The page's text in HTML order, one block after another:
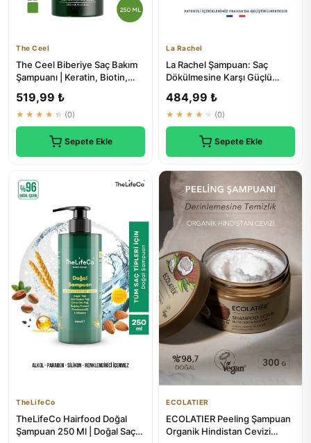
The Ceel
The Ceel Biberiye Saç Bakım
Şampuanı | Keratin, Biotin,
519,99 ₺
★★★★★ (0)
Sepete Ekle
La Rachel
La Rachel Şampuan: Saç
Dökülmesine Karşı Güçlü
Destekleyici ...
484,99 ₺
★★★★★ (0)
Sepete Ekle
TheLifeCo
TheLifeCo Hairfood Doğal
Şampuan 250 Ml | Doğal Saç
ECOLATIER
ECOLATIER Peeling Şampuan
Organik Hindistan Cevizi